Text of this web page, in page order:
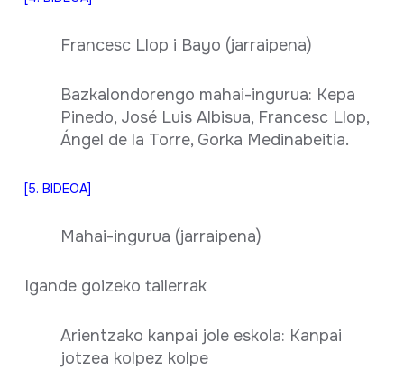
Francesc Llop i Bayo (jarraipena)
Bazkalondorengo mahai-ingurua: Kepa
Pinedo, José Luis Albisua, Francesc Llop,
Ángel de la Torre, Gorka Medinabeitia.
[5. BIDEOA]
Mahai-ingurua (jarraipena)
Igande goizeko tailerrak
Arientzako kanpai jole eskola: Kanpai
jotzea kolpez kolpe